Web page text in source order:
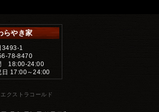
らやき家
3493-1
78-8470
18:00-24:00
日 17:00～24:00
エクストラコールド